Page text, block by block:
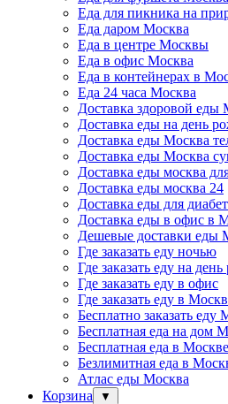
Еда для пикника на
Еда даром Москва
Еда в центре Москвы
Еда в офис Москва
Еда в контейнерах в
Еда 24 часа Москва
Доставка здоровой еды
Доставка еды на день
Доставка еды Москва
Доставка еды Москва
Доставка еды москва
Доставка еды москва 24
Доставка еды для
Доставка еды в офис в
Дешевые доставки еды
Где заказать еду ночью
Где заказать еду на
Где заказать еду в офис
Где заказать еду в
Бесплатно заказать еду
Бесплатная еда на дом
Бесплатная еда в Москве
Безлимитная еда в
Атлас еды Москва
Корзина
▼